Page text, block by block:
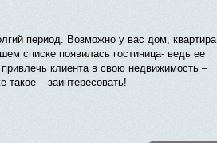
период. Возможно у вас дом, квартира,
списке появилась гостиница- ведь ее
клиента в свою недвижимость –
такое – заинтересовать!